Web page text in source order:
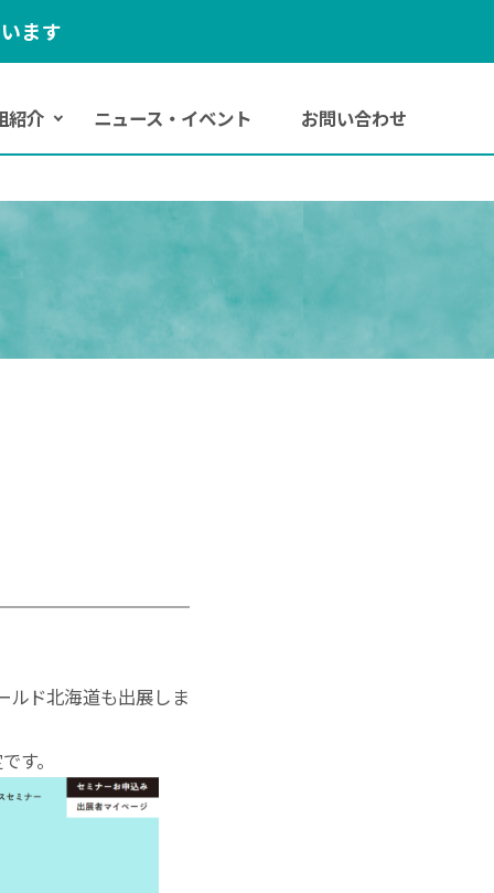
ます
紹介 ニュース ・ イベント お問い合わせ
ルド北海道も出展しま
す。